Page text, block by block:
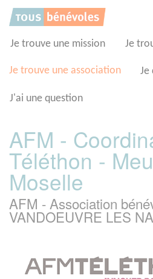
Je trouve une mission Je
Je trouve une association Je
J'ai une question
AFM -
Téléthon -
Moselle
AFM - Association
VANDOEUVRE LES
Panneau de gestion des cookies